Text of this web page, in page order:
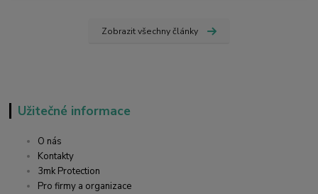
Zobrazit všechny články
Užitečné informace
O nás
Kontakty
3mk Protection
Pro firmy a organizace